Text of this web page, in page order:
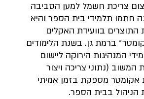
צריכת חשמל למען הסביבה
חתמו תלמידי בית הספר והיא
התוצרים בוועידת האקלים
ברמת גן. בשנת הלימודים
המנהיגות הירוקה ליישום
(נתוני צריכה ויצור
מספקת בזמן אמיתי
הניהול בבית הספר.